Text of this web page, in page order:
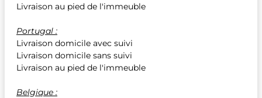
Livraison au pied de l'immeuble
Portugal :
Livraison domicile avec suivi
Livraison domicile sans suivi
Livraison au pied de l'immeuble
Belgique :